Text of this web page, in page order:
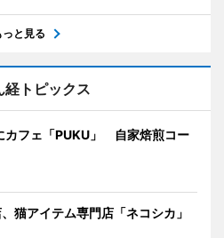
っと見る
経トピックス
カフェ「PUKU」 自家焙煎コー
猫アイテム専門店「ネコシカ」